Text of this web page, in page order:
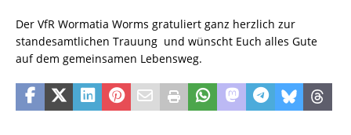
Der VfR Wormatia Worms gratuliert ganz herzlich zur
standesamtlichen Trauung und wünscht Euch alles Gute
auf dem gemeinsamen Lebensweg.